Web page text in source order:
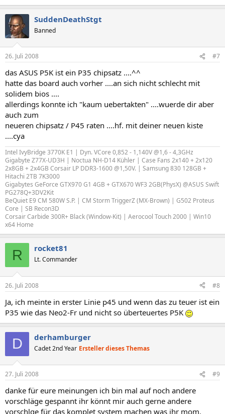
SuddenDeathStgt
Banned
26. Juli 2008 #7
das ASUS P5K ist ein P35 chipsatz ....^^
hatte das board auch vorher ....an sich nicht schlecht mit
solidem bios ....
allerdings konnte ich "kaum uebertakten" ....wuerde dir aber
auch zum
neueren chipsatz / P45 raten ....hf. mit deiner neuen kiste
....cya
Intel IvyBridge 3770K E1 | Dyn. VCore 0,852 - 1,140V @1,6 - 4,3GHz
Gigabyte Z77X-UD3H | Noctua NH-D14 Kühler | Case Fans 2x140 + 2x120
2x8GB + 2x4GB Corsair LP DDR3-1600 @1,50V. | Samsung 830 128GB +
Hitachi 2TB 7K3000
Gigabytes GeForce GTX970 G1 4GB + GTX670 WF3 2GB(PhysX) @ASUS Swift
PG278Q+3DV2Kit
BeQuiet E9 CM 580W S.P. | CM Storm TriggerZ (MX-Brown) | G502 Proteus
Core | SB Recon3D
Corsair Carbide 300R+ Black (Window-Kit) | Aerocool Touch 2000 | Win10
x64 Home
R rocket81
Lt. Commander
26. Juli 2008 #8
Ja, ich meinte in erster Linie p45 und wenn das zu teuer ist ein
P35 wie das Neo2-Fr und nicht so überteuertes P5K
D derhamburger
Cadet 2nd Year Ersteller dieses Themas
27. Juli 2008 #9
danke für eure meinungen ich bin mal auf noch andere
vorschläge gespannt ihr könnt mir auch gerne andere
vorschlge für das komplet system machen was ihr mom.